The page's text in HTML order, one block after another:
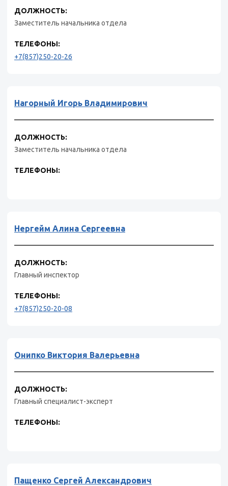
ДОЛЖНОСТЬ:
Заместитель начальника отдела
ТЕЛЕФОНЫ:
+7(857)250-20-26
Нагорный Игорь Владимирович
ДОЛЖНОСТЬ:
Заместитель начальника отдела
ТЕЛЕФОНЫ:
Нергейм Алина Сергеевна
ДОЛЖНОСТЬ:
Главный инспектор
ТЕЛЕФОНЫ:
+7(857)250-20-08
Онипко Виктория Валерьевна
ДОЛЖНОСТЬ:
Главный специалист-эксперт
ТЕЛЕФОНЫ:
Пащенко Сергей Александрович